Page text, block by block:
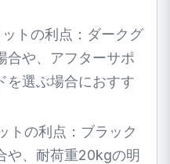
トの利点：ダークグ
合や、アフターサポ
を選ぶ場合におすす
トの利点：ブラック
や、耐荷重20kgの明